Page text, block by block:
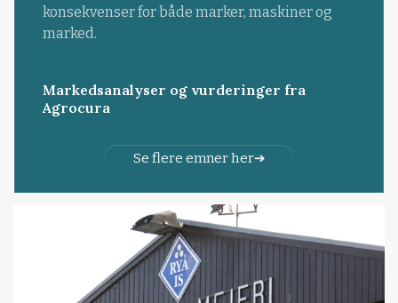
konsekvenser for både marker, maskiner og
marked.
Markedsanalyser og vurderinger fra
Agrocura
Se flere emner her